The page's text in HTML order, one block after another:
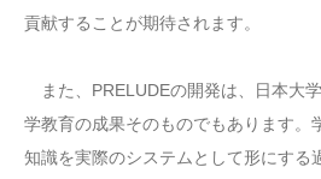
貢献することが期待されます。
また、PRELUDEの開発は、日本大
学教育の成果そのものでもあります。
知識を実際のシステムとして形にする